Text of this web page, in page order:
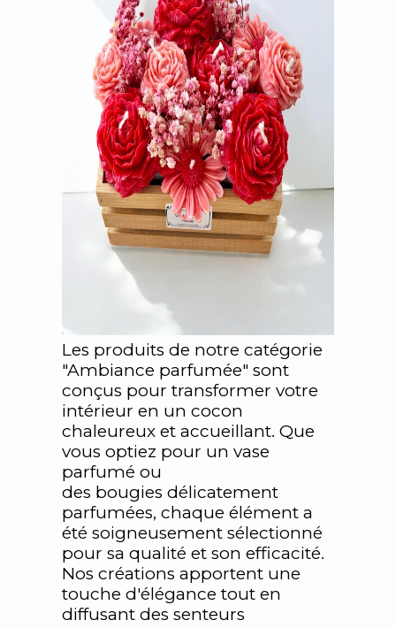
Les produits de notre catégorie
"Ambiance parfumée" sont
conçus pour transformer votre
intérieur en un cocon
chaleureux et accueillant. Que
vous optiez pour un vase
parfumé ou
des bougies délicatement
parfumées, chaque élément a
été soigneusement sélectionné
pour sa qualité et son efficacité.
Nos créations apportent une
touche d'élégance tout en
diffusant des senteurs